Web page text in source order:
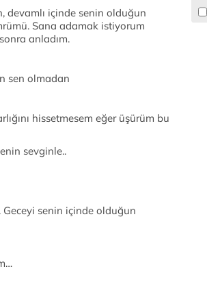
devamlı içinde senin olduğun
Sana adamak istiyorum
anladım.
sen olmadan
hissetmesem eğer üşürüm bu
sevginle..
senin içinde olduğun